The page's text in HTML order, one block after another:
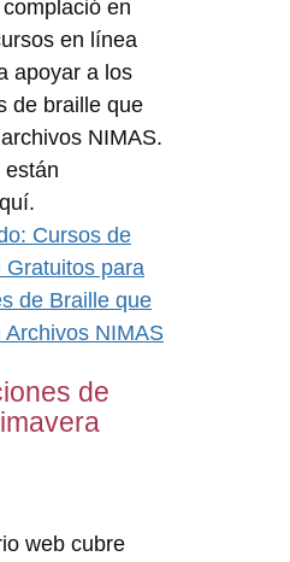
en
en línea
apoyar a los
de braille que
NIMAS.
están
: Cursos de
Gratuitos para
de Braille que
Archivos NIMAS
de
web cubre